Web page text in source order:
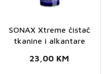
SONAX Xtreme čistač
tkanine i alkantare
23,00 KM